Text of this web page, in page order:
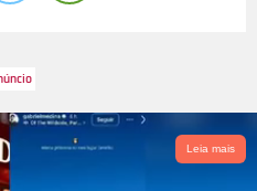
Leia mais